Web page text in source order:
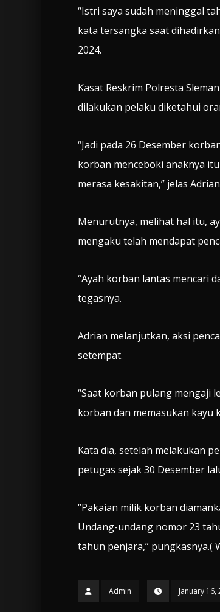
“Istri saya sudah meninggal
kata tersangka saat
2024.
Kasat Reskrim Polresta
dilakukan pelaku diketahui
“Jadi pada 26 Desember
korban menceboki anaknya
merasa kesakitan,” jelas
Menurutnya, melihat hal itu,
mengaku telah mendapat
“Ayah korban lantas mencari
tegasnya.
Adrian melanjutkan, aksi
setempat.
“Saat korban pulang mengaji
korban dan memasukan kayu
Kata dia, setelah melakukan
petugas sejak 30 Desember
“Pakaian milik korban
Undang-undang nomor 23
tahun penjara,” pungkasnya.(
Admin January 16,